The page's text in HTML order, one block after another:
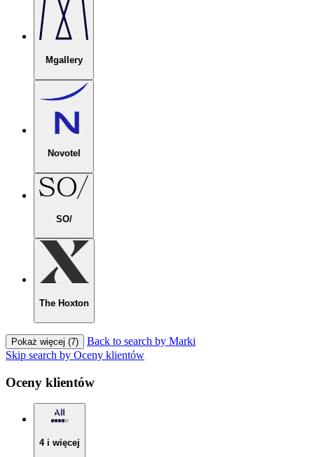
Mgallery
Novotel
SO/
The Hoxton
Pokaż więcej (7)
Back to search by Marki
Skip search by Oceny klientów
Oceny klientów
4 i więcej